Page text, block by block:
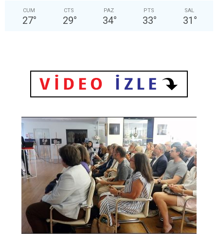
CUM
27°
CTS
29°
PAZ
34°
PTS
33°
SAL
31 °